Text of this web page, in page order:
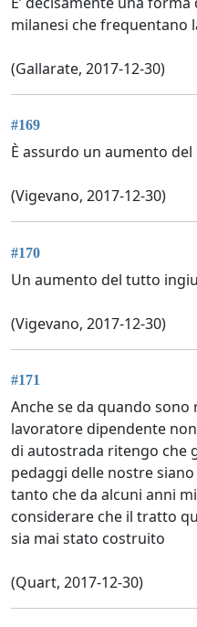
milanesi che frequentano
(Gallarate, 2017-12-30)
#169
È assurdo un aumento
(Vigevano, 2017-12-30)
#170
Un aumento del tutto
(Vigevano, 2017-12-30)
#171
Anche se da quando
lavoratore dipendente
di autostrada ritengo che
pedaggi delle nostre
tanto che da alcuni anni
considerare che il tratto
sia mai stato costruito
(Quart, 2017-12-30)